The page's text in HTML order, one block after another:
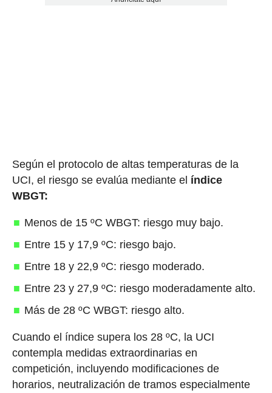
Según el protocolo de altas temperaturas de la
UCI, el riesgo se evalúa mediante el índice
WBGT:
Menos de 15 ºC WBGT: riesgo muy bajo.
Entre 15 y 17,9 ºC: riesgo bajo.
Entre 18 y 22,9 ºC: riesgo moderado.
Entre 23 y 27,9 ºC: riesgo moderadamente alto.
Más de 28 ºC WBGT: riesgo alto.
Cuando el índice supera los 28 ºC, la UCI
contempla medidas extraordinarias en
competición, incluyendo modificaciones de
horarios, neutralización de tramos especialmente